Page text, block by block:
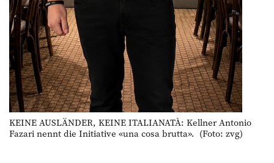
KEINE AUSLÄNDER, KEINE ITALIANATÀ: Kellner Antonio
Fazari nennt die Initiative «una cosa brutta». (Foto: zvg)